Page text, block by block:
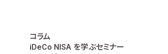
コラム
iDeCo NISA を学ぶセミナー